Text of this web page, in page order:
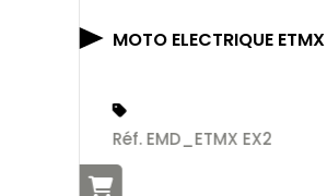
MOTO ELECTRIQUE
Réf. EMD_ETMX EX2